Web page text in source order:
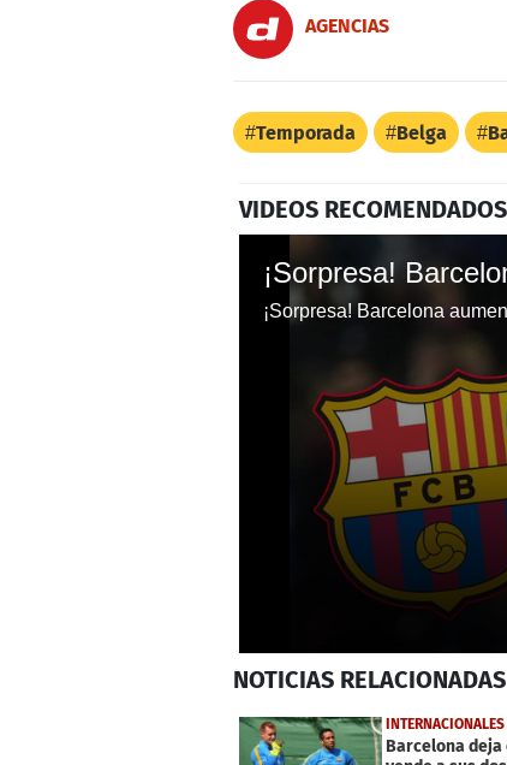
AGENCIAS
Temporada Belga
VIDEOS RECOMENDADOS
¡Sorpresa! Barcelona
seconds
55
secondsVolume
0%
NOTICIAS RELACIONADAS
INTERNACIONALES
Barcelona deja